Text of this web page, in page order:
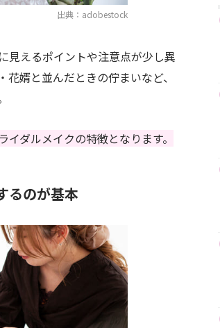
出典：adobestock
見えるポイントや注意点が少し異
婿と並んだときの佇まいなど、
ダルメイクの特徴となります。
るのが基本